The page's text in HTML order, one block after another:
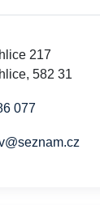
217
582 31
077